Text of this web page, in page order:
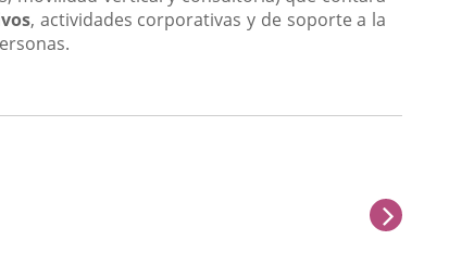
, actividades corporativas y de soporte a la